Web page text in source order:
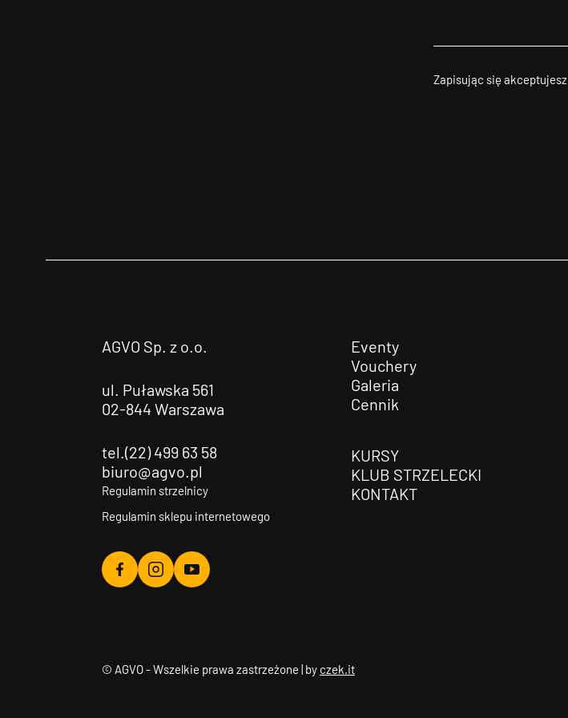
Zapisując się akceptujesz
AGVO Sp. z o.o.
ul. Puławska 561
02-844 Warszawa
tel.(22) 499 63 58
biuro@agvo.pl
Regulamin strzelnicy
Regulamin sklepu internetowego
Agvo
Agvo
Agvo
Eventy
Vouchery
Galeria
Cennik
KURSY
KLUB STRZELECKI
KONTAKT
© AGVO - Wszelkie prawa zastrzeżone | by czek.it